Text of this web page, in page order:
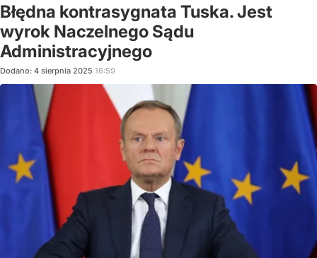
Błędna kontrasygnata Tuska. Jest
wyrok Naczelnego Sądu
Administracyjnego
Dodano: 4 sierpnia 2025 16:59